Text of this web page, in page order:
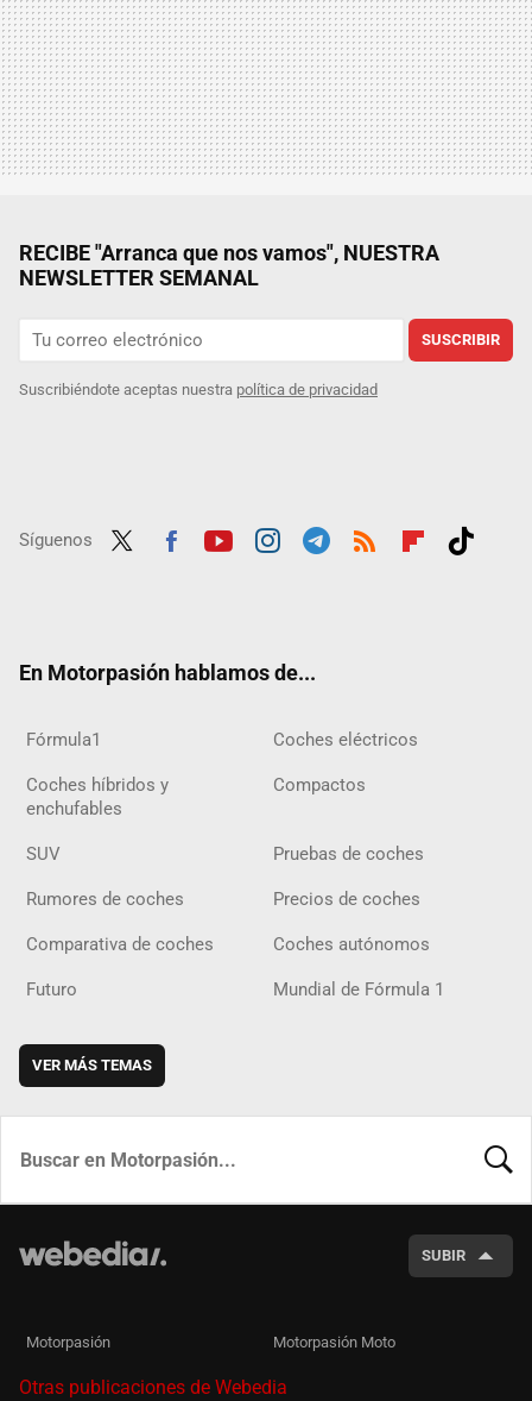
RECIBE "Arranca que nos vamos", NUESTRA
NEWSLETTER SEMANAL
SUSCRIBIR
Suscribiéndote aceptas nuestra política de privacidad
Síguenos
En Motorpasión hablamos de...
Fórmula1 Coches eléctricos
Coches híbridos y
enchufables
Compactos
SUV Pruebas de coches
Rumores de coches Precios de coches
Comparativa de coches Coches autónomos
Futuro Mundial de Fórmula 1
VER MÁS TEMAS
SUBIR
Motorpasión Motorpasión Moto
Otras publicaciones de Webedia